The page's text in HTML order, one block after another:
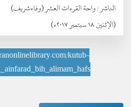
(الإثنين ١٨ سبتمبر ٢٠١٧ء)
الناشر :واحة القرءات العشر (وفاءشريف)
kutub-